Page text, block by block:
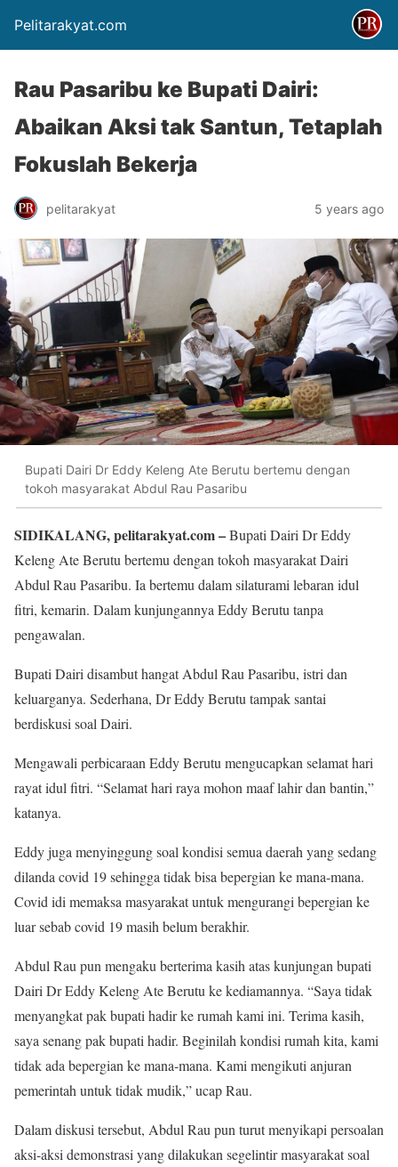
Pelitarakyat.com
Rau Pasaribu ke Bupati Dairi:
Abaikan Aksi tak Santun, Tetaplah
Fokuslah Bekerja
pelitarakyat 5 years ago
Bupati Dairi Dr Eddy Keleng Ate Berutu bertemu dengan
tokoh masyarakat Abdul Rau Pasaribu
SIDIKALANG, pelitarakyat.com –Bupati Dairi Dr Eddy
Keleng Ate Berutu bertemu dengan tokoh masyarakat Dairi
Abdul Rau Pasaribu. Ia bertemu dalam silaturami lebaran idul
fitri, kemarin. Dalam kunjungannya Eddy Berutu tanpa
pengawalan.
Bupati Dairi disambut hangat Abdul Rau Pasaribu, istri dan
keluarganya. Sederhana, Dr Eddy Berutu tampak santai
berdiskusi soal Dairi.
Mengawali perbicaraan Eddy Berutu mengucapkan selamat hari
rayat idul fitri. “Selamat hari raya mohon maaf lahir dan bantin,”
katanya.
Eddy juga menyinggung soal kondisi semua daerah yang sedang
dilanda covid 19 sehingga tidak bisa bepergian ke mana-mana.
Covid idi memaksa masyarakat untuk mengurangi bepergian ke
luar sebab covid 19 masih belum berakhir.
Abdul Rau pun mengaku berterima kasih atas kunjungan bupati
Dairi Dr Eddy Keleng Ate Berutu ke kediamannya. “Saya tidak
menyangkat pak bupati hadir ke rumah kami ini. Terima kasih,
saya senang pak bupati hadir. Beginilah kondisi rumah kita, kami
tidak ada bepergian ke mana-mana. Kami mengikuti anjuran
pemerintah untuk tidak mudik,” ucap Rau.
Dalam diskusi tersebut, Abdul Rau pun turut menyikapi persoalan
aksi-aksi demonstrasi yang dilakukan segelintir masyarakat soal